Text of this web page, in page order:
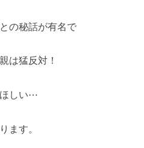
の秘話が有名で
は猛反対！
しい⋯
ます。